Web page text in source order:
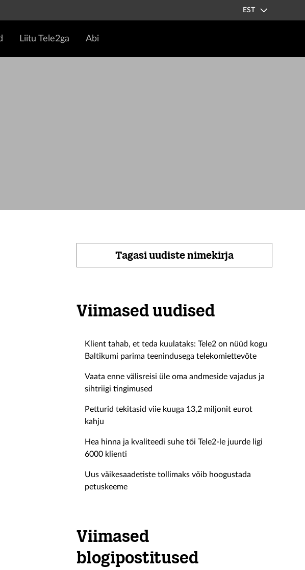
EST
Liitu Tele2ga Abi
Tagasi uudiste nimekirja
Viimased uudised
Klient tahab, et teda kuulataks: Tele2 on nüüd kogu
Baltikumi parima teenindusega telekomiettevõte
Vaata enne välisreisi üle oma andmeside vajadus ja
sihtriigi tingimused
Petturid tekitasid viie kuuga 13,2 miljonit eurot
kahju
Hea hinna ja kvaliteedi suhe tõi Tele2-le juurde ligi
6000 klienti
Uus väikesaadetiste tollimaks võib hoogustada
petuskeeme
Viimased
blogipostitused